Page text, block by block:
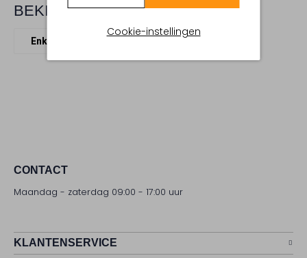
Cookie-instellingen
BEKIJK MEER
Enkellaarsjes
CONTACT
Maandag - zaterdag 09:00 - 17:00 uur
KLANTENSERVICE